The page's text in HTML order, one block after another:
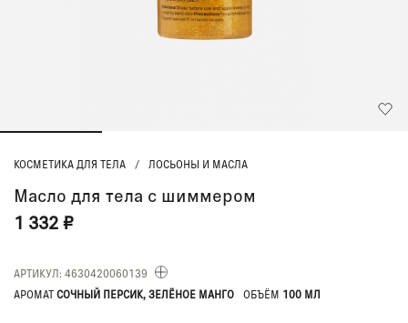
КОСМЕТИКА ДЛЯ ТЕЛА / ЛОСЬОНЫ И МАСЛА
Масло для тела с шиммером
1 332 ₽
АРТИКУЛ: 4630420060139
АРОМАТ СОЧНЫЙ ПЕРСИК, ЗЕЛЁНОЕ МАНГО ОБЪЁМ 100 МЛ